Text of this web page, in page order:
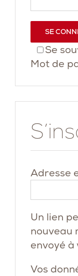
Se
SE
Mot de
Adresse
Un lien
nouveau
envoyé
Vos